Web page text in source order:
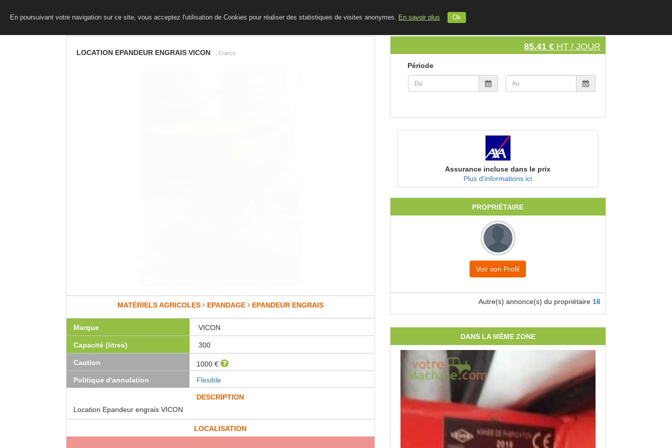
INSCRIVEZ VOTRE MATERIEL
En poursuivant votre navigation sur ce site, vous acceptez l'utilisation de Cookies pour réaliser des statistiques de visites anonymes. En savoir plus Ok
LOCATION EPANDEUR ENGRAIS VICON , France
MATÉRIELS AGRICOLES EPANDAGE EPANDEUR ENGRAIS
Marque VICON
Capacité (litres) 300
Caution
1000 €
Politique d'annulation
Flexible
DESCRIPTION
Location Epandeur engrais VICON
LOCALISATION
85.41 € HT / JOUR
Période
Assurance incluse dans le prix
Plus d'informations ici
PROPRIÉTAIRE
Voir son Profil
Autre(s) annonce(s) du propriétaire 16
DANS LA MÊME ZONE